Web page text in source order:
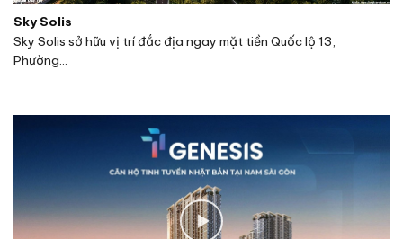
Sky Solis
Sky Solis sở hữu vị trí đắc địa ngay mặt tiền Quốc lộ 13,
Phường...